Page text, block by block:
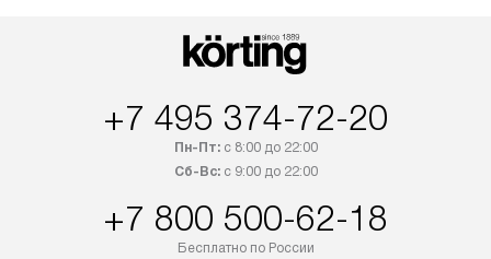
+7 495 374-72-20
Пн-Пт:с 8:00 до 22:00
Сб-Вс:с 9:00 до 22:00
+7 800 500-62-18
Бесплатно по России